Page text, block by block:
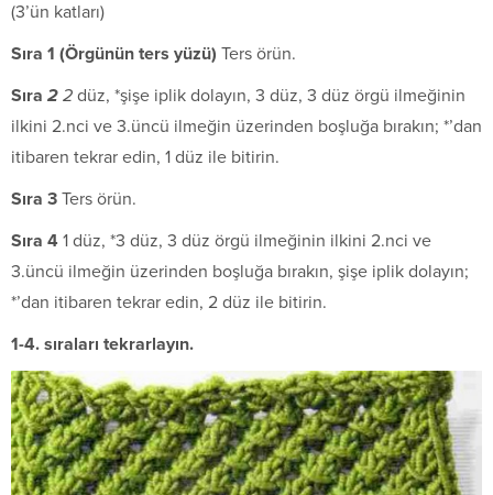
(3’ün katları)
Sıra 1 (Örgünün ters yüzü) Ters örün.
Sıra 2 2 düz, *şişe iplik dolayın, 3 düz, 3 düz örgü ilmeğinin
ilkini 2.nci ve 3.üncü ilmeğin üzerinden boşluğa bırakın; *’dan
itibaren tekrar edin, 1 düz ile bitirin.
Sıra 3 Ters örün.
Sıra 4 1 düz, *3 düz, 3 düz örgü ilmeğinin ilkini 2.nci ve
3.üncü ilmeğin üzerinden boşluğa bırakın, şişe iplik dolayın;
*’dan itibaren tekrar edin, 2 düz ile bitirin.
1-4. sıraları tekrarlayın.